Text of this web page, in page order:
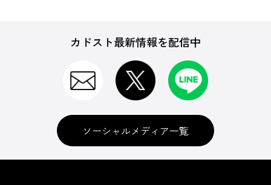
カドスト最新情報を配信中
ソーシャルメディア一覧